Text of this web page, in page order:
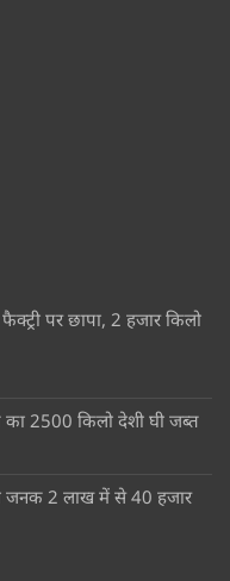
पर छापा, 2 हजार किलो
2500 किलो देशी घी जब्त
जनक 2 लाख में से 40 हजार